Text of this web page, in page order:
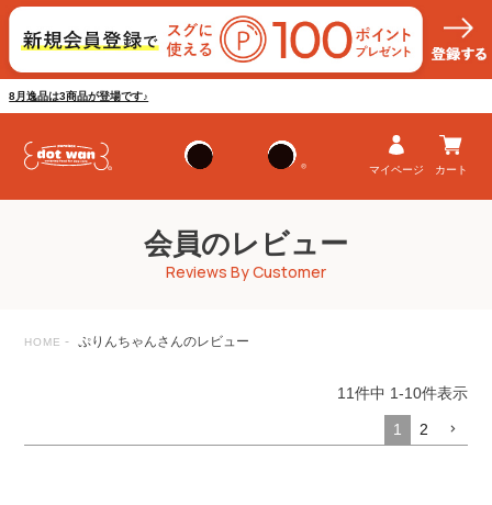
8月逸品は3商品が登場です♪
マイページ カート
会員のレビュー
Reviews By Customer
HOME ぷりんちゃんさんのレビュー
11件中 1-10件表示
1 2